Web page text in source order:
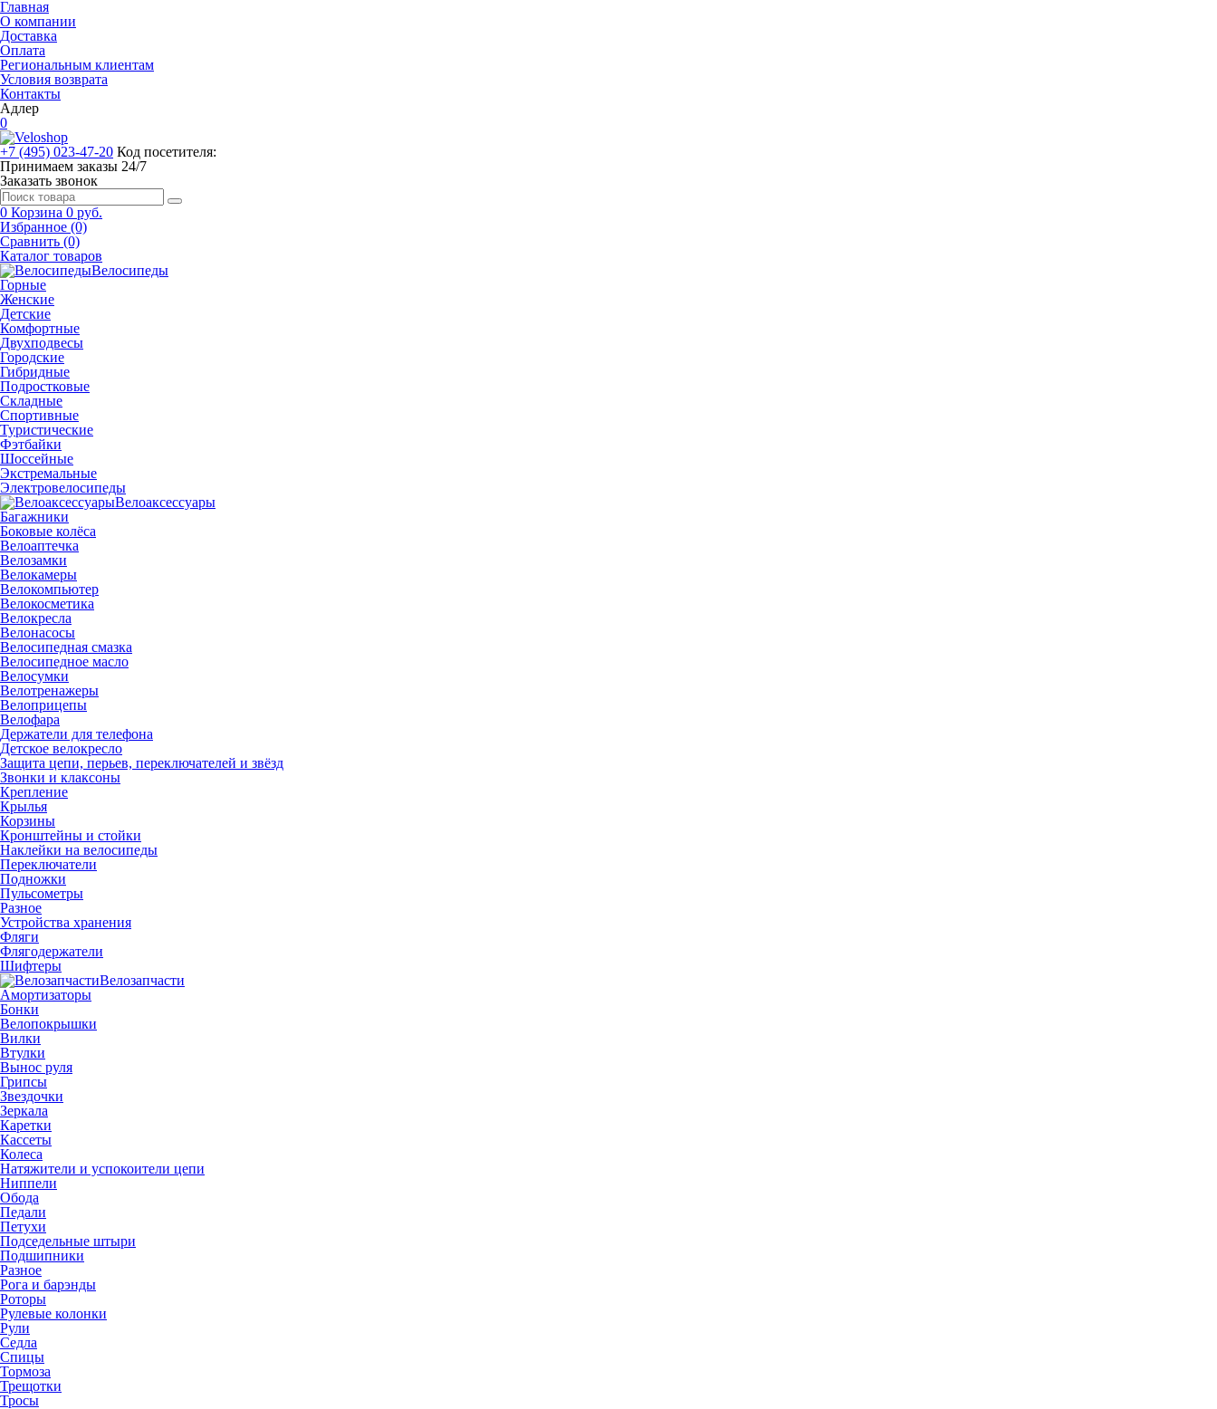
Главная
О компании
Доставка
Оплата
Региональным клиентам
Условия возврата
Контакты
Адлер
0
+7 (495) 023-47-20 Код посетителя:
Принимаем заказы 24/7
Заказать звонок
0 Корзина 0 руб.
Избранное (0)
Сравнить (0)
Каталог товаров
Велосипеды
Горные
Женские
Детские
Комфортные
Двухподвесы
Городские
Гибридные
Подростковые
Складные
Спортивные
Туристические
Фэтбайки
Шоссейные
Экстремальные
Электровелосипеды
Велоаксессуары
Багажники
Боковые колёса
Велоаптечка
Велозамки
Велокамеры
Велокомпьютер
Велокосметика
Велокресла
Велонасосы
Велосипедная смазка
Велосипедное масло
Велосумки
Велотренажеры
Велоприцепы
Велофара
Держатели для телефона
Детское велокресло
Защита цепи, перьев, переключателей и звёзд
Звонки и клаксоны
Крепление
Крылья
Корзины
Кронштейны и стойки
Наклейки на велосипеды
Переключатели
Подножки
Пульсометры
Разное
Устройства хранения
Фляги
Флягодержатели
Шифтеры
Велозапчасти
Амортизаторы
Бонки
Велопокрышки
Вилки
Втулки
Вынос руля
Грипсы
Звездочки
Зеркала
Каретки
Кассеты
Колеса
Натяжители и успокоители цепи
Ниппели
Обода
Педали
Петухи
Подседельные штыри
Подшипники
Разное
Рога и барэнды
Роторы
Рулевые колонки
Рули
Седла
Спицы
Тормоза
Трещотки
Тросы